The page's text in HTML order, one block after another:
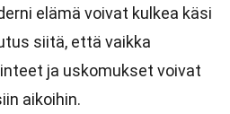
elämä voivat kulkea käsi
siitä, että vaikka
ja uskomukset voivat
aikoihin.